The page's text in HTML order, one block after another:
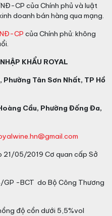
CP của Chính phủ và luật
doanh bán hàng qua mạng.
CP của Chính phủ: không
KHẨU ROYAL
Phường Tân Sơn Nhất, TP Hồ
Cầu, Phường Đống Đa,
05/2019 Cơ quan cấp Sở
GP -BCT do Bộ Công Thương
độ cồn dưới 5,5%vol